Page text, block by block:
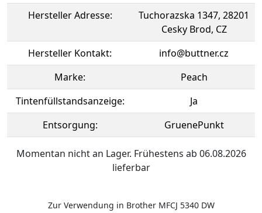
Hersteller Adresse:
Tuchorazska 1347, 28201
Cesky Brod, CZ
Hersteller Kontakt:
info@buttner.cz
Marke:
Peach
Tintenfüllstandsanzeige:
Ja
Entsorgung:
GruenePunkt
Momentan nicht an Lager. Frühestens ab 06.08.2026
lieferbar
Zur Verwendung in Brother MFCJ 5340 DW